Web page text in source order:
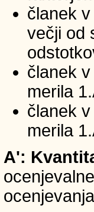
članek
večji od
članek
merila
članek
merila
A':